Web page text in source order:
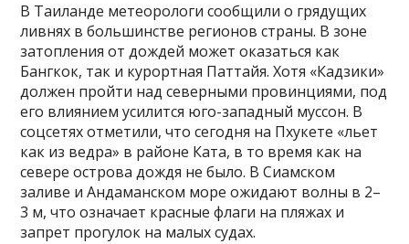
В Таиланде метеорологи сообщили о грядущих
ливнях в большинстве регионов страны. В зоне
затопления от дождей может оказаться как
Бангкок, так и курортная Паттайя. Хотя «Кадзики»
должен пройти над северными провинциями, под
его влиянием усилится юго-западный муссон. В
соцсетях отметили, что сегодня на Пхукете «льет
как из ведра» в районе Ката, в то время как на
севере острова дождя не было. В Сиамском
заливе и Андаманском море ожидают волны в 2–
3 м, что означает красные флаги на пляжах и
запрет прогулок на малых судах.